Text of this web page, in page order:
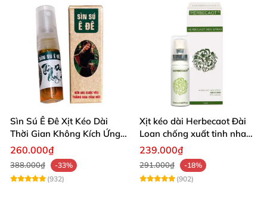
Sìn Sú Ê Đê Xịt Kéo Dài
Thời Gian Không Kích Ứng
Da
260.000₫
388.000₫
-33%
(932)
Xịt kéo dài Herbecaot Đài
Loan chống xuất tinh nhanh
hiệu quả
239.000₫
291.000₫
-18%
(902)